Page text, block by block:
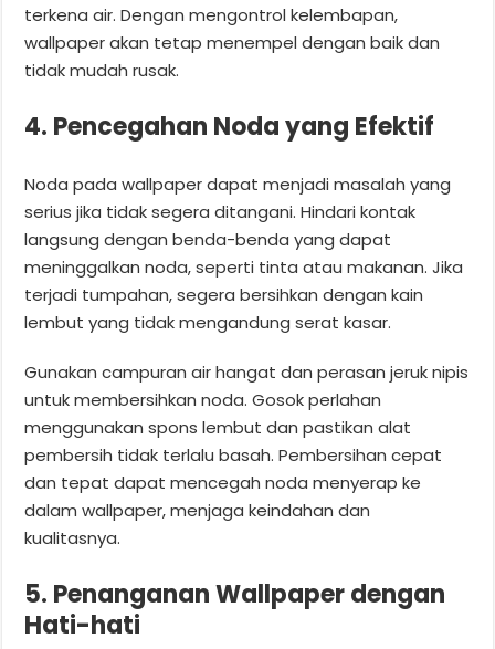
terkena air. Dengan mengontrol kelembapan,
wallpaper akan tetap menempel dengan baik dan
tidak mudah rusak.
4. Pencegahan Noda yang Efektif
Noda pada wallpaper dapat menjadi masalah yang
serius jika tidak segera ditangani. Hindari kontak
langsung dengan benda-benda yang dapat
meninggalkan noda, seperti tinta atau makanan. Jika
terjadi tumpahan, segera bersihkan dengan kain
lembut yang tidak mengandung serat kasar.
Gunakan campuran air hangat dan perasan jeruk nipis
untuk membersihkan noda. Gosok perlahan
menggunakan spons lembut dan pastikan alat
pembersih tidak terlalu basah. Pembersihan cepat
dan tepat dapat mencegah noda menyerap ke
dalam wallpaper, menjaga keindahan dan
kualitasnya.
5. Penanganan Wallpaper dengan
Hati-hati